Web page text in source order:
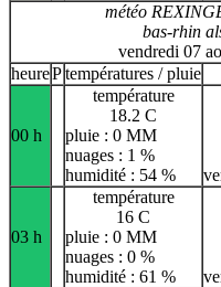
météo
bas-rhin
vendredi 07
heurePtempératures / pluie
00 h
température
18.2 C
pluie : 0 MM
nuages : 1 %
humidité : 54 %
03 h
température
16 C
pluie : 0 MM
nuages : 0 %
humidité : 61 %